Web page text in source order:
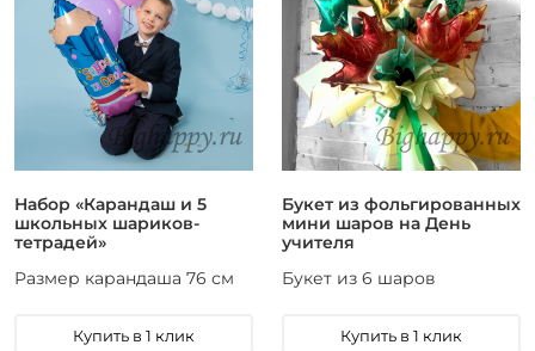
Набор «Карандаш и 5
школьных шариков-
тетрадей»
Размер карандаша 76 см
Купить в 1 клик
Букет из фольгированных
мини шаров на День
учителя
Букет из 6 шаров
Купить в 1 клик